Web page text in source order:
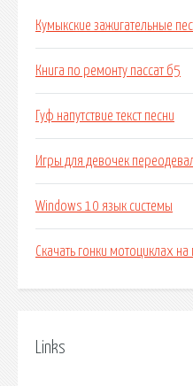
Кумыкские зажигательные
Книга по ремонту пассат б5
Гуф напутствие текст песни
Игры для девочек
Windows 10 язык системы
Скачать гонки мотоциклах на
Links